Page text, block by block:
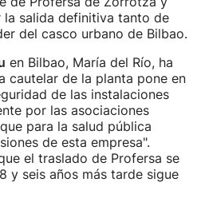
salida definitiva tanto de
del casco urbano de Bilbao.
en Bilbao, María del Río, ha
cautelar de la planta pone en
de las instalaciones
por las asociaciones
para la salud pública
de esta empresa".
el traslado de Profersa se
y seis años más tarde sigue